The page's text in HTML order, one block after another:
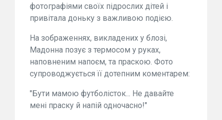
фотографіями своїх підрослих дітей і
привітала доньку з важливою подією.
На зображеннях, викладених у блозі,
Мадонна позує з термосом у руках,
наповненим напоєм, та праскою. Фото
супроводжується її дотепним коментарем:
"Бути мамою футболісток... Не давайте
мені праску й напій одночасно!"